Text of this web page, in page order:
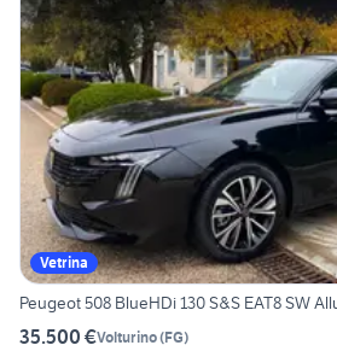
Vetrina
Peugeot 508 BlueHDi 130 S&S EAT8 SW
35.500 €Volturino(FG)